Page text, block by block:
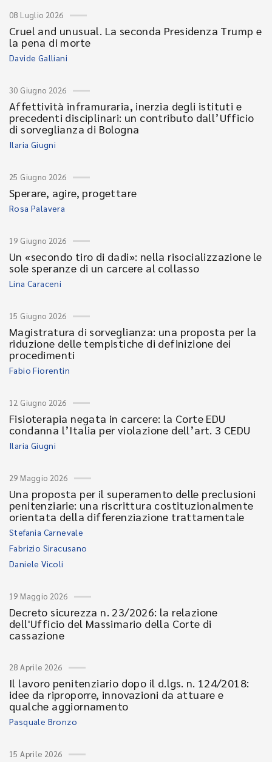
08 Luglio 2026
Cruel and unusual. La seconda Presidenza Trump e
la pena di morte
Davide Galliani
30 Giugno 2026
Affettività inframuraria, inerzia degli istituti e
precedenti disciplinari: un contributo dall’Ufficio
di sorveglianza di Bologna
Ilaria Giugni
25 Giugno 2026
Sperare, agire, progettare
Rosa Palavera
19 Giugno 2026
Un «secondo tiro di dadi»: nella risocializzazione le
sole speranze di un carcere al collasso
Lina Caraceni
15 Giugno 2026
Magistratura di sorveglianza: una proposta per la
riduzione delle tempistiche di definizione dei
procedimenti
Fabio Fiorentin
12 Giugno 2026
Fisioterapia negata in carcere: la Corte EDU
condanna l’Italia per violazione dell’art. 3 CEDU
Ilaria Giugni
29 Maggio 2026
Una proposta per il superamento delle preclusioni
penitenziarie: una riscrittura costituzionalmente
orientata della differenziazione trattamentale
Stefania Carnevale
Fabrizio Siracusano
Daniele Vicoli
19 Maggio 2026
Decreto sicurezza n. 23/2026: la relazione
dell'Ufficio del Massimario della Corte di
cassazione
28 Aprile 2026
Il lavoro penitenziario dopo il d.lgs. n. 124/2018:
idee da riproporre, innovazioni da attuare e
qualche aggiornamento
Pasquale Bronzo
15 Aprile 2026